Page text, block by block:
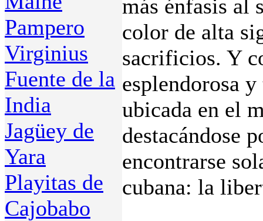
Pampero
Virginius
Fuente de la
India
Jagüey de
Yara
Playitas de
Cajobabo
más énfasis al
color de alta
sacrificios. Y
esplendorosa
ubicada en el
destacándose
encontrarse
cubana: la